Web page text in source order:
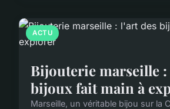
ACTU
Bijouterie marseille :
bijoux fait main à
Marseille, un véritable bijou sur la